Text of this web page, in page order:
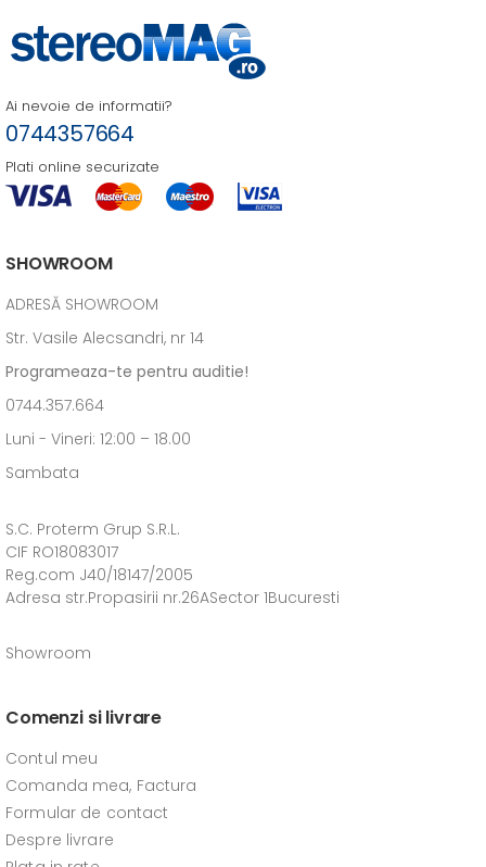
Ai nevoie de informatii?
0744357664
Plati online securizate
SHOWROOM
ADRESĂ SHOWROOM
Str. Vasile Alecsandri, nr 14
Programeaza-te pentru auditie!
0744.357.664
Luni - Vineri: 12:00 – 18.00
Sambata
S.C. Proterm Grup S.R.L.
CIF RO18083017
Reg.com J40/18147/2005
Adresa str.Propasirii nr.26ASector 1Bucuresti
Showroom
Comenzi si livrare
Contul meu
Comanda mea, Factura
Formular de contact
Despre livrare